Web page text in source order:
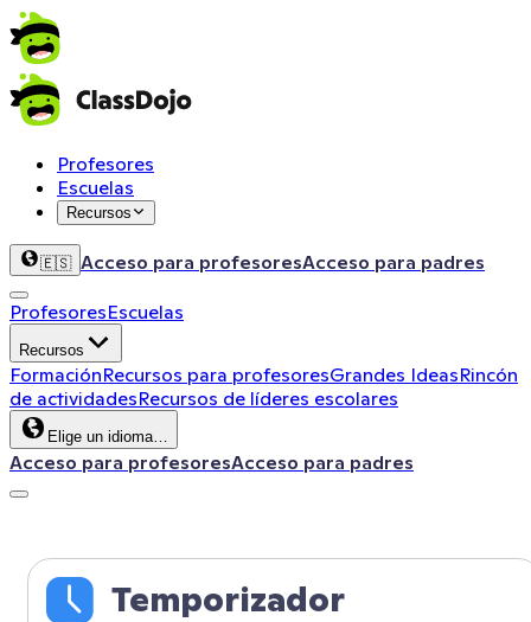
Profesores
Escuelas
Recursos
🇪🇸 Acceso para profesoresAcceso para padres
ProfesoresEscuelas
Recursos
FormaciónRecursos para profesoresGrandes IdeasRincón
de actividadesRecursos de líderes escolares
Elige un idioma…
Acceso para profesoresAcceso para padres
Temporizador